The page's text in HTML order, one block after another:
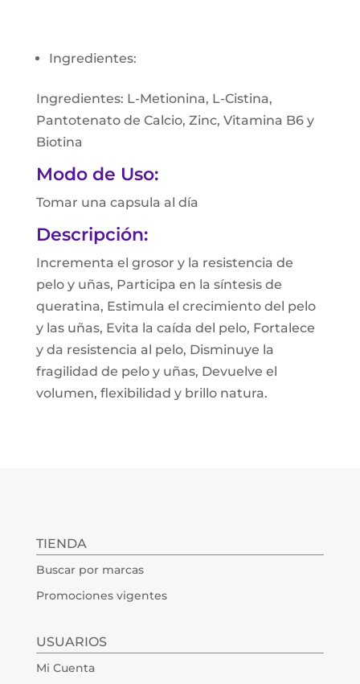
Ingredientes:
Ingredientes: L-Metionina, L-Cistina,
Pantotenato de Calcio, Zinc, Vitamina B6 y
Biotina
Modo de Uso:
Tomar una capsula al día
Descripción:
Incrementa el grosor y la resistencia de
pelo y uñas, Participa en la síntesis de
queratina, Estimula el crecimiento del pelo
y las uñas, Evita la caída del pelo, Fortalece
y da resistencia al pelo, Disminuye la
fragilidad de pelo y uñas, Devuelve el
volumen, flexibilidad y brillo natura.
TIENDA
Buscar por marcas
Promociones vigentes
USUARIOS
Mi Cuenta